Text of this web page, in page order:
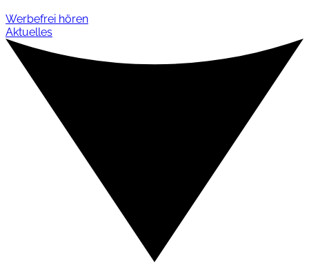
Werbefrei hören
Aktuelles